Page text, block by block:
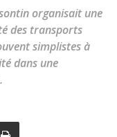
organisait une
des transports
simplistes à
dans une